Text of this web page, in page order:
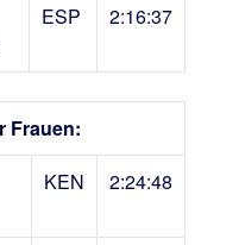
ESP 2:16:37
Frauen:
KEN 2:24:48